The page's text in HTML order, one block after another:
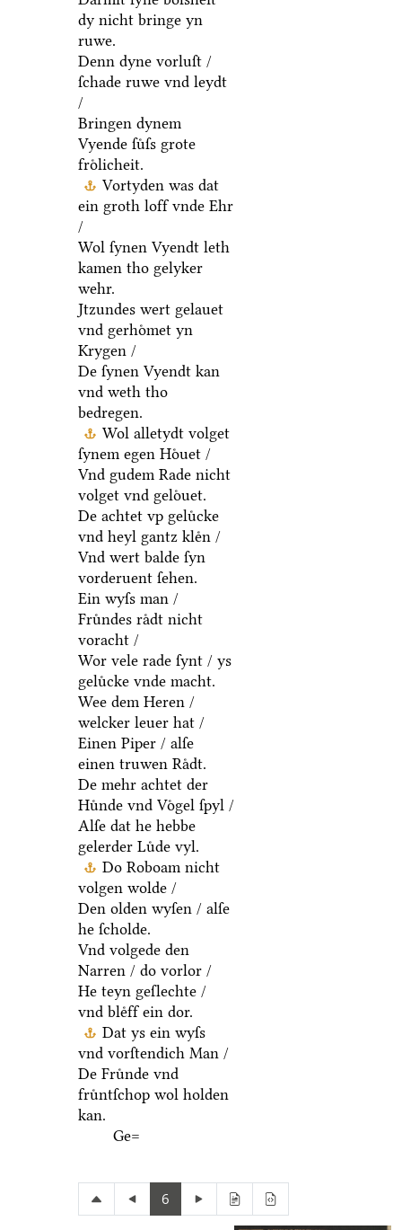
dy nicht bringe yn
ruwe.
Denn dyne vorluſt /
ſchade ruwe vnd leydt
/
Bringen dynem
Vyende ſuͤſs grote
froͤlicheit.
Vortyden was dat
ein groth loff vnde Ehr
/
Wol ſynen Vyendt leth
kamen tho gelyker
wehr.
Jtzundes wert gelauet
vnd gerhoͤmet yn
Krygen /
De ſynen Vyendt kan
vnd weth tho
bedregen.
Wol alletydt volget
ſynem egen Hoͤuet /
Vnd gudem Rade nicht
volget vnd geloͤuet.
De achtet vp geluͤcke
vnd heyl gantz kleͤn /
Vnd wert balde ſyn
vorderuent ſehen.
Ein wyſs man /
Fruͤndes raͤdt nicht
voracht /
Wor vele rade ſynt / ys
geluͤcke vnde macht.
Wee dem Heren /
welcker leuer hat /
Einen Piper / alſe
einen truwen Raͤdt.
De mehr achtet der
Huͤnde vnd Voͤgel ſpyl /
Alſe dat he hebbe
gelerder Luͤde vyl.
Do Roboam nicht
volgen wolde /
Den olden wyſen / alſe
he ſcholde.
Vnd volgede den
Narren / do vorlor /
He teyn geſlechte /
vnd bleͤff ein dor.
Dat ys ein wyſs
vnd vorſtendich Man /
De Fruͤnde vnd
fruͤntſchop wol holden
kan.
Ge=
6